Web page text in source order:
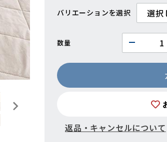
バリエーション
数量
返品・キャンセルについて